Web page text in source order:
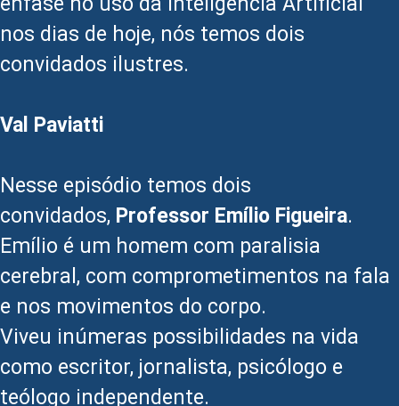
nos dias de hoje, nós temos dois
convidados ilustres.
Val Paviatti
Nesse episódio temos dois
convidados, Professor Emílio Figueira.
Emílio é um homem com paralisia
cerebral, com comprometimentos na fala
e nos movimentos do corpo.
Viveu inúmeras possibilidades na vida
como escritor, jornalista, psicólogo e
teólogo independente.